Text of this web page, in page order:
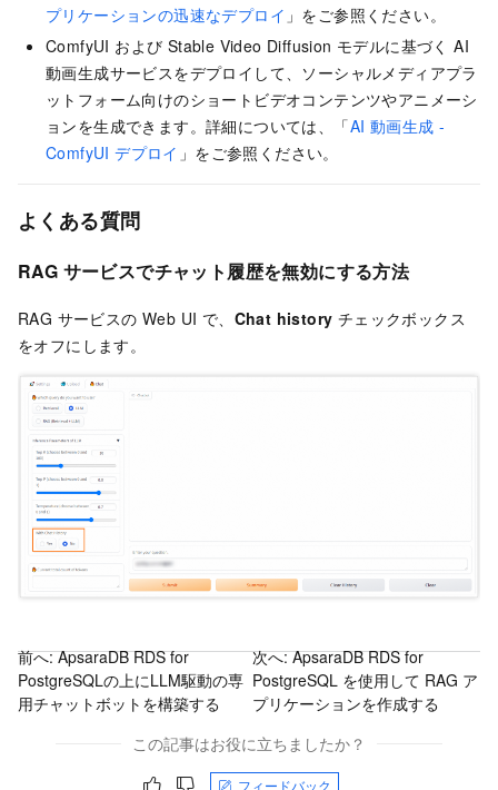
プリケーションの迅速なデプロイ 」をご参照ください。
ComfyUI および Stable Video Diffusion モデルに基づく AI
動画生成サービスをデプロイして、ソーシャルメディアプラ
ットフォーム向けのショートビデオコンテンツやアニメーシ
ョンを生成できます。詳細については、「AI 動画生成 -
ComfyUI デプロイ 」をご参照ください。
よくある質問
RAG サービスでチャット履歴を無効にする方法
RAG サービスの Web UI で、 Chat history チェックボックス
をオフにします。
前へ:ApsaraDB RDS for
PostgreSQLの上にLLM駆動の専
用チャットボットを構築する
次へ:ApsaraDB RDS for
PostgreSQL を使用して RAG ア
プリケーションを作成する
この記事はお役に立ちましたか？
フィードバック